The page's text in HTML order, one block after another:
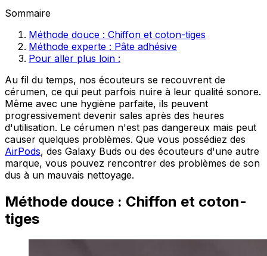
Sommaire
Méthode douce : Chiffon et coton-tiges
Méthode experte : Pâte adhésive
Pour aller plus loin :
Au fil du temps, nos écouteurs se recouvrent de
cérumen, ce qui peut parfois nuire à leur qualité sonore.
Même avec une hygiène parfaite, ils peuvent
progressivement devenir sales après des heures
d'utilisation. Le cérumen n'est pas dangereux mais peut
causer quelques problèmes. Que vous possédiez des
AirPods, des Galaxy Buds ou des écouteurs d'une autre
marque, vous pouvez rencontrer des problèmes de son
dus à un mauvais nettoyage.
Méthode douce : Chiffon et coton-
tiges